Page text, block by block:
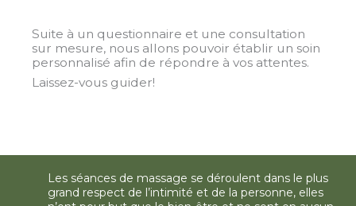
Suite à un questionnaire et une consultation
sur mesure, nous allons pouvoir établir un soin
personnalisé afin de répondre à vos attentes.
Laissez-vous guider!
Les séances de massage se déroulent dans le plus
grand respect de l’intimité et de la personne, elles